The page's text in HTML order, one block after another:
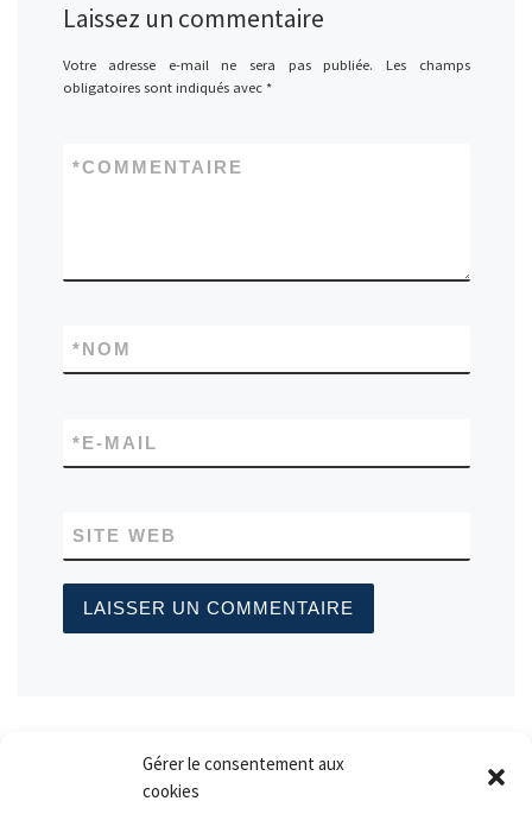
Gérer le consentement aux
cookies
Laissez un commentaire
Votre adresse e-mail ne sera pas publiée.
Les champs
obligatoires sont indiqués avec *
COMMENTAIRE
*
NOM
*
E-MAIL
*
SITE WEB